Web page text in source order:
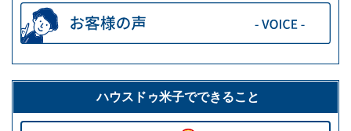
ハウスドゥ米子でできること